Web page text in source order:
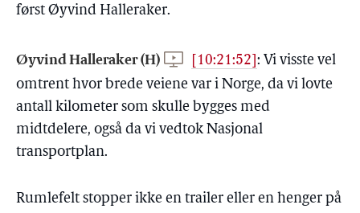
først Øyvind Halleraker.
Øyvind Halleraker (H) [10:21:52] : Vi visste vel
omtrent hvor brede veiene var i Norge, da vi lovte
antall kilometer som skulle bygges med
midtdelere, også da vi vedtok Nasjonal
transportplan.
Rumlefelt stopper ikke en trailer eller en henger på